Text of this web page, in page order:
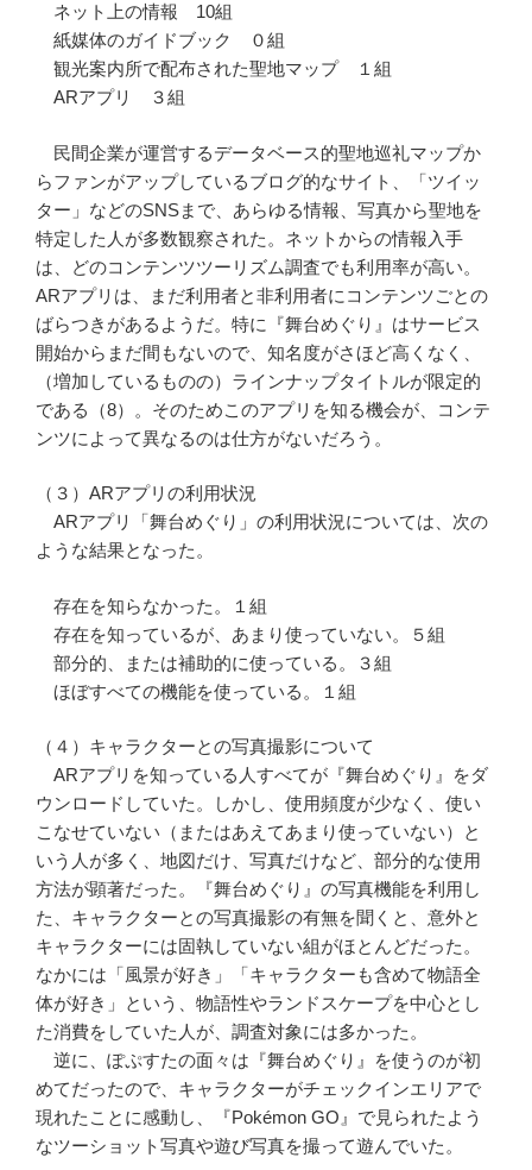
ネット上の情報 10組
紙媒体のガイドブック ０組
観光案内所で配布された聖地マップ １組
ARアプリ ３組
民間企業が運営するデータベース的聖地巡礼マップか
らファンがアップしているブログ的なサイト、「ツイッ
ター」などのSNSまで、あらゆる情報、写真から聖地を
特定した人が多数観察された。ネットからの情報入手
は、どのコンテンツツーリズム調査でも利用率が高い。
ARアプリは、まだ利用者と非利用者にコンテンツごとの
ばらつきがあるようだ。特に『舞台めぐり』はサービス
開始からまだ間もないので、知名度がさほど高くなく、
（増加しているものの）ラインナップタイトルが限定的
である（8）。そのためこのアプリを知る機会が、コンテ
ンツによって異なるのは仕方がないだろう。
（３）ARアプリの利用状況
ARアプリ「舞台めぐり」の利用状況については、次の
ような結果となった。
存在を知らなかった。１組
存在を知っているが、あまり使っていない。５組
部分的、または補助的に使っている。３組
ほぼすべての機能を使っている。１組
（４）キャラクターとの写真撮影について
ARアプリを知っている人すべてが『舞台めぐり』をダ
ウンロードしていた。しかし、使用頻度が少なく、使い
こなせていない（またはあえてあまり使っていない）と
いう人が多く、地図だけ、写真だけなど、部分的な使用
方法が顕著だった。『舞台めぐり』の写真機能を利用し
た、キャラクターとの写真撮影の有無を聞くと、意外と
キャラクターには固執していない組がほとんどだった。
なかには「風景が好き」「キャラクターも含めて物語全
体が好き」という、物語性やランドスケープを中心とし
た消費をしていた人が、調査対象には多かった。
逆に、ぽぷすたの面々は『舞台めぐり』を使うのが初
めてだったので、キャラクターがチェックインエリアで
現れたことに感動し、『Pokémon GO』で見られたよう
なツーショット写真や遊び写真を撮って遊んでいた。